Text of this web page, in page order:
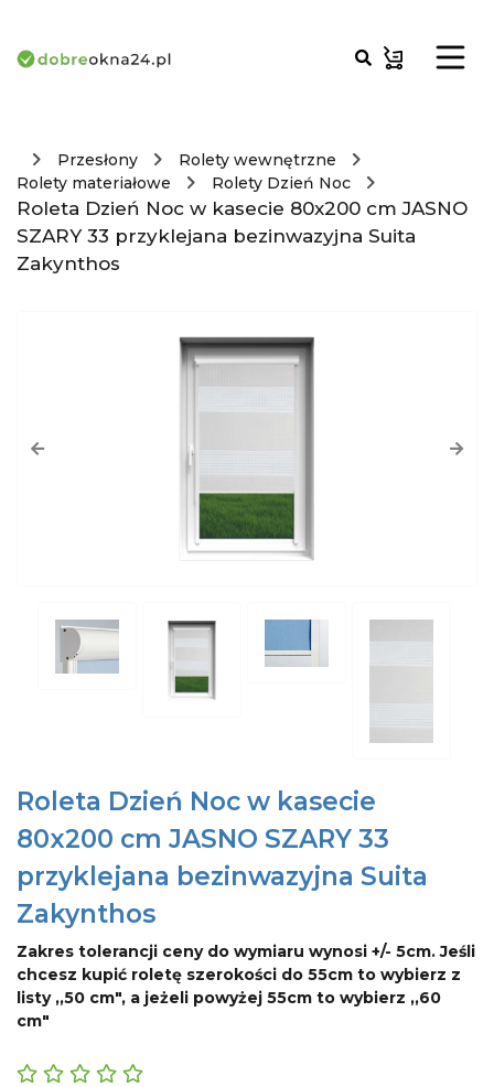
Przesłony
Rolety wewnętrzne
Rolety materiałowe
Rolety Dzień Noc
Roleta Dzień Noc w kasecie 80x200 cm JASNO
SZARY 33 przyklejana bezinwazyjna Suita
Zakynthos
Roleta Dzień Noc w kasecie
80x200 cm JASNO SZARY 33
przyklejana bezinwazyjna Suita
Zakynthos
Zakres tolerancji ceny do wymiaru wynosi +/- 5cm. Jeśli
chcesz kupić roletę szerokości do 55cm to wybierz z
listy ,,50 cm", a jeżeli powyżej 55cm to wybierz ,,60
cm"